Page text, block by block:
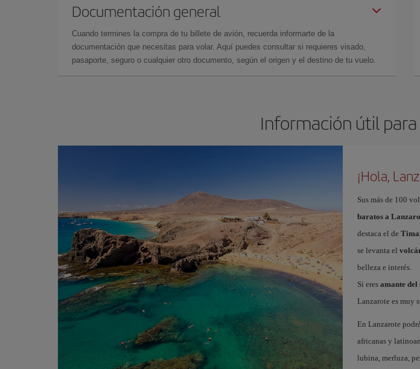
Documentación general
Cuando termines la compra de tu billete de avión, recuerda informarte de la
documentación que necesitas para volar. Aquí puedes consultar si requieres visado,
pasaporte, seguro o cualquier otro documento, según el origen y el destino de tu vuelo.
Información útil
¡Hola,
Sus más de 100
baratos a
destaca el de
se levanta el
belleza e interés.
Si eres amante del
Lanzarote es muy
En Lanzarote
africanas y
lubina, merluza,